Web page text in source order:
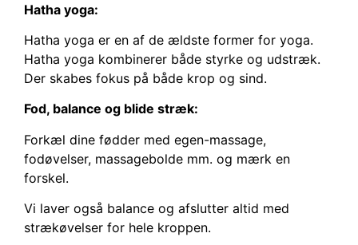
Hatha yoga:
Hatha yoga er en af de ældste former for yoga.
Hatha yoga kombinerer både styrke og udstræk.
Der skabes fokus på både krop og sind.
Fod, balance og blide stræk:
Forkæl dine fødder med egen-massage,
fodøvelser, massagebolde mm. og mærk en
forskel.
Vi laver også balance og afslutter altid med
strækøvelser for hele kroppen.